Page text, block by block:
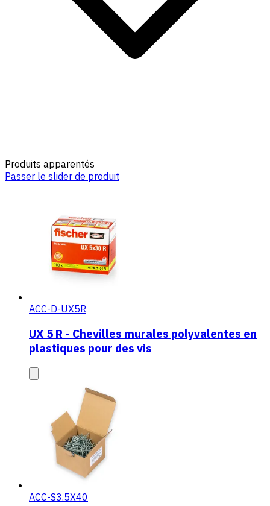
Produits apparentés
Passer le slider de produit
ACC-D-UX5R
UX 5 R - Chevilles murales polyvalentes en
plastiques pour des vis
ACC-S3.5X40